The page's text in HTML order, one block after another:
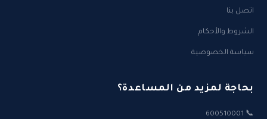
اتصل بنا
الشروط والأحكام
سياسة الخصوصية
بحاجة لمزيد من المساعدة؟
📞 600510001